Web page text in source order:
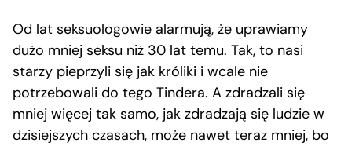
Od lat seksuologowie alarmują, że uprawiamy
dużo mniej seksu niż 30 lat temu. Tak, to nasi
starzy pieprzyli się jak króliki i wcale nie
potrzebowali do tego Tindera. A zdradzali się
mniej więcej tak samo, jak zdradzają się ludzie w
dzisiejszych czasach, może nawet teraz mniej, bo